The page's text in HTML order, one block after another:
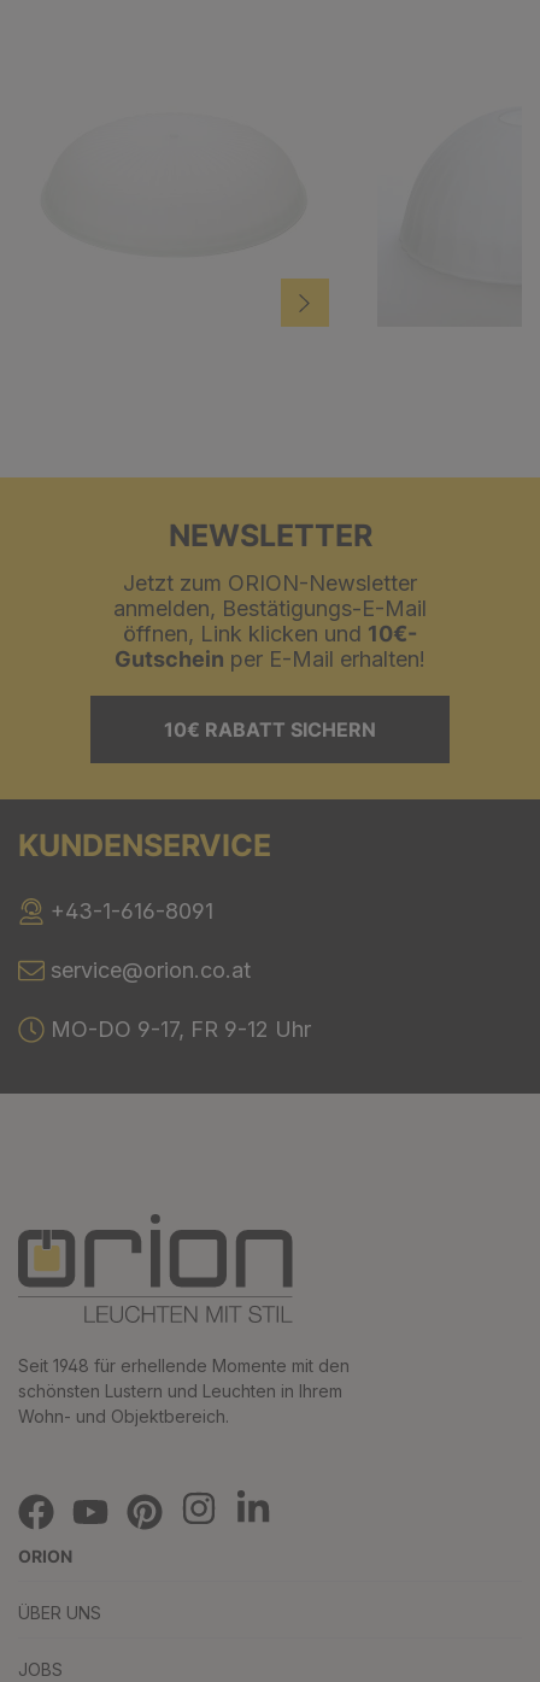
NEWSLETTER
Jetzt zum ORION-Newsletter
anmelden, Bestätigungs-E-Mail
öffnen, Link klicken und 10€-
Gutschein per E-Mail erhalten!
10€ RABATT SICHERN
KUNDENSERVICE
+43-1-616-8091
service@orion.co.at
MO-DO 9-17, FR 9-12 Uhr
Seit 1948 für erhellende Momente mit den
schönsten Lustern und Leuchten in Ihrem
Wohn- und Objektbereich.
ORION
ÜBER UNS
JOBS